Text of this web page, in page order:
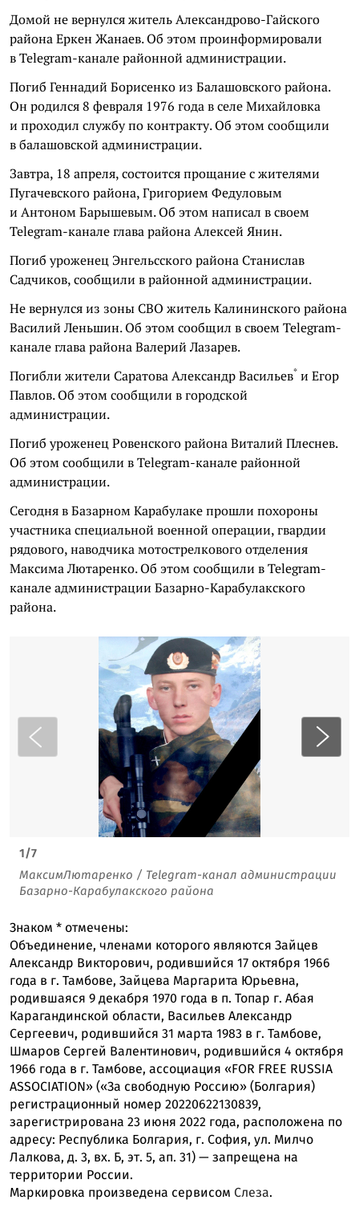
Домой не вернулся житель Александрово-Гайского
района Еркен Жанаев. Об этом проинформировали
в Telegram-канале районной администрации.
Погиб Геннадий Борисенко из Балашовского района.
Он родился 8 февраля 1976 года в селе Михайловка
и проходил службу по контракту. Об этом сообщили
в балашовской администрации.
Завтра, 18 апреля, состоится прощание с жителями
Пугачевского района, Григорием Федуловым
и Антоном Барышевым. Об этом написал в своем
Telegram-канале глава района Алексей Янин.
Погиб уроженец Энгельсского района Станислав
Садчиков, сообщили в районной администрации.
Не вернулся из зоны СВО житель Калининского района
Василий Леньшин. Об этом сообщил в своемTelegram-
канале глава района Валерий Лазарев.
Погибли жители СаратоваАлександр Васильев* и Егор
Павлов. Об этом сообщили в городской
администрации.
Погиб уроженец Ровенского района Виталий Плеснев.
Об этом сообщили в Telegram-канале районной
администрации.
Сегодня в Базарном Карабулаке прошли похороны
участника специальной военной операции, гвардии
рядового, наводчика мотострелкового отделения
МаксимаЛютаренко.Об этом сообщили вTelegram-
канале администрации Базарно-Карабулакского
района.
1/7
МаксимЛютаренко / Telegram-канал администрации
Базарно-Карабулакского района
Знаком * отмечены:
Объединение, членами которого являются Зайцев
Александр Викторович, родившийся 17 октября 1966
года в г. Тамбове, Зайцева Маргарита Юрьевна,
родившаяся 9 декабря 1970 года в п. Топар г. Абая
Карагандинской области, Васильев Александр
Сергеевич, родившийся 31 марта 1983 в г. Тамбове,
Шмаров Сергей Валентинович, родившийся 4 октября
1966 года в г. Тамбове, ассоциация «FOR FREE RUSSIA
ASSOCIATION» («За свободную Россию» (Болгария)
регистрационный номер 20220622130839,
зарегистрирована 23 июня 2022 года, расположена по
адресу: Республика Болгария, г. София, ул. Милчо
Лалкова, д. 3, вх. Б, эт. 5, ап. 31) — запрещена на
территории России.
Маркировка произведена сервисом Слеза.